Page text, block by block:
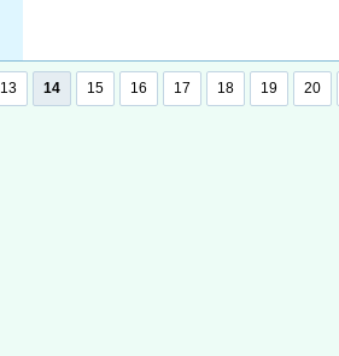
13 14 15 16 17 18 19 20